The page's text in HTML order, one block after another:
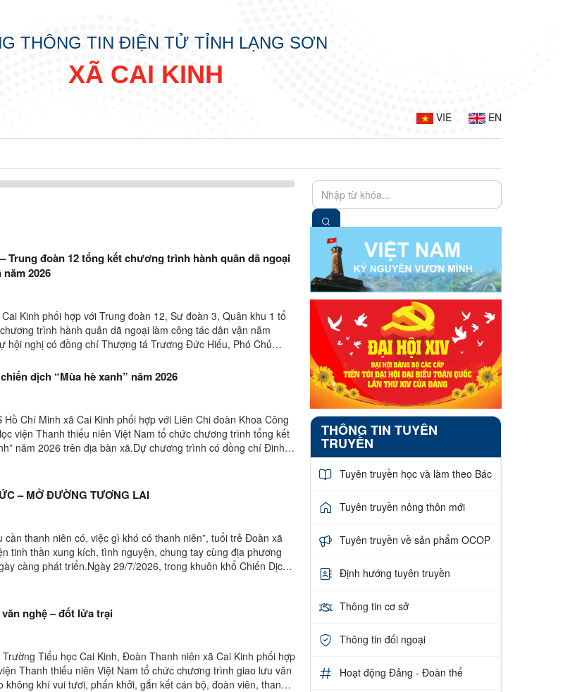
THÔNG TIN ĐIỆN TỬ TỈNH LẠNG SƠN
XÃ CAI KINH
VIE EN
Trung đoàn 12 tổng kết chương trình hành quân dã ngoại
2026
Kinh phối hợp với Trung đoàn 12, Sư đoàn 3, Quân khu 1 tổ
trình hành quân dã ngoại làm công tác dân vận năm
hội nghị có đồng chí Thượng tá Trương Đức Hiếu, Phó Chủ
dịch “Mùa hè xanh” năm 2026
Chí Minh xã Cai Kinh phối hợp với Liên Chi đoàn Khoa Công
viện Thanh thiếu niên Việt Nam tổ chức chương trình tổng kết
năm 2026 trên địa bàn xã.Dự chương trình có đồng chí Đinh
– MỞ ĐƯỜNG TƯƠNG LAI
cần thanh niên có, việc gì khó có thanh niên”, tuổi trẻ Đoàn xã
tinh thần xung kích, tình nguyện, chung tay cùng địa phương
càng phát triển.Ngày 29/7/2026, trong khuôn khổ Chiến Dịch
nghệ – đốt lửa trại
Tiểu học Cai Kinh, Đoàn Thanh niên xã Cai Kinh phối hợp
Thanh thiếu niên Việt Nam tổ chức chương trình giao lưu văn
không khí vui tươi, phấn khởi, gắn kết cán bộ, đoàn viên, thanh
THÔNG TIN TUYÊN
TRUYỀN
Tuyên truyền học và làm theo Bác
Tuyên truyền nông thôn mới
Tuyên truyền về sản phẩm OCOP
Định hướng tuyên truyền
Thông tin cơ sở
Thông tin đối ngoại
Hoạt động Đảng - Đoàn thể